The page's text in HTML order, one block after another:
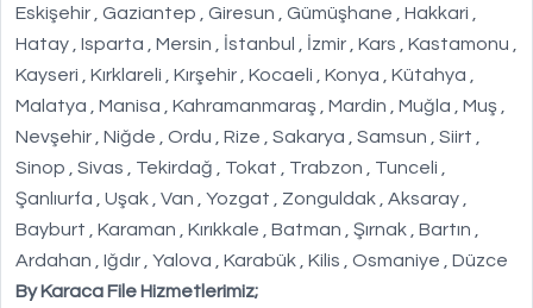
Eskişehir , Gaziantep , Giresun , Gümüşhane , Hakkari ,
Hatay , Isparta , Mersin , İstanbul , İzmir , Kars , Kastamonu ,
Kayseri , Kırklareli , Kırşehir , Kocaeli , Konya , Kütahya ,
Malatya , Manisa , Kahramanmaraş , Mardin , Muğla , Muş ,
Nevşehir , Niğde , Ordu , Rize , Sakarya , Samsun , Siirt ,
Sinop , Sivas , Tekirdağ , Tokat , Trabzon , Tunceli ,
Şanlıurfa , Uşak , Van , Yozgat , Zonguldak , Aksaray ,
Bayburt , Karaman , Kırıkkale , Batman , Şırnak , Bartın ,
Ardahan , Iğdır , Yalova , Karabük , Kilis , Osmaniye , Düzce
By Karaca File Hizmetlerimiz;